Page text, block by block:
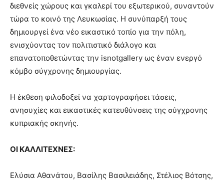
διεθνείς χώρους και γκαλερί του εξωτερικού, συναντούν
τώρα το κοινό της Λευκωσίας. Η συνύπαρξή τους
δημιουργεί ένα νέο εικαστικό τοπίο για την πόλη,
ενισχύοντας τον πολιτιστικό διάλογο και
επανατοποθετώντας την isnotgallery ως έναν ενεργό
κόμβο σύγχρονης δημιουργίας.
Η έκθεση φιλοδοξεί να χαρτογραφήσει τάσεις,
ανησυχίες και εικαστικές κατευθύνσεις της σύγχρονης
κυπριακής σκηνής.
ΟΙ ΚΑΛΛΙΤΕΧΝΕΣ:
Ελύσια Αθανάτου, Βασίλης Βασιλειάδης, Στέλιος Βότσης,